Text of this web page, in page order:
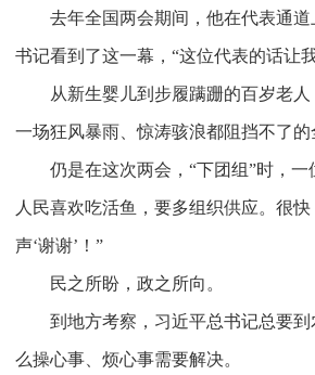
去年全国两会期间，他在代表通道
书记看到了这一幕，“这位代表的话让
从新生婴儿到步履蹒跚的百岁老人
一场狂风暴雨、惊涛骇浪都阻挡不了的
仍是在这次两会， “下团组”时，
人民喜欢吃活鱼，要多组织供应。很
声‘谢谢’！”
民之所盼，政之所向。
到地方考察，习近平总书记总要
么操心事、烦心事需要解决。